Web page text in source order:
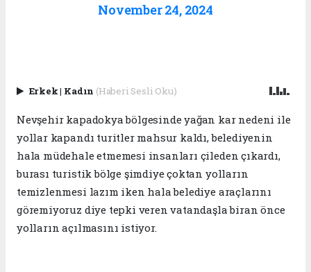
November 24, 2024
Erkek| Kadın (Haberi Sesli Oku)
Nevşehir kapadokya bölgesinde yağan kar nedeni ile
yollar kapandı turitler mahsur kaldı, belediyenin
hala müdehale etmemesi insanları çileden çıkardı,
burası turistik bölge şimdiye çoktan yolların
temizlenmesi lazım iken hala belediye araçlarını
göremiyoruz diye tepki veren vatandaşla biran önce
yolların açılmasını istiyor.